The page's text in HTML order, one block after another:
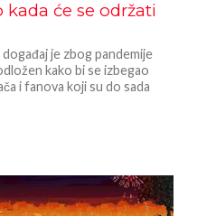
kada će se održati
je zbog pandemije
kako bi se izbegao
i fanova koji su do sada